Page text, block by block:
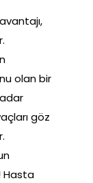
olan bir
göz
Hasta